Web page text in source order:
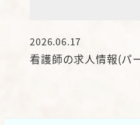
看護師の求人情報(パ
投稿日
2026.06.17